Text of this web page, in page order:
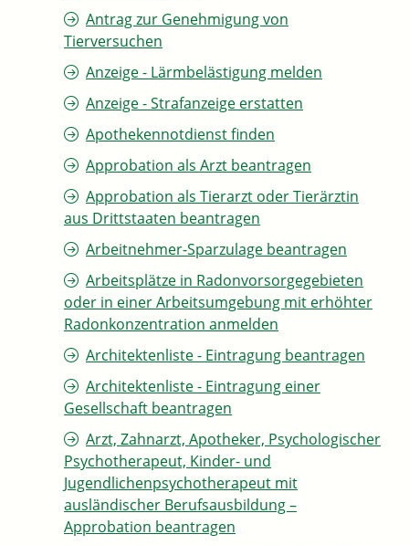
Antrag zur Genehmigung von
Tierversuchen
Anzeige - Lärmbelästigung melden
Anzeige - Strafanzeige erstatten
Apothekennotdienst finden
Approbation als Arzt beantragen
Approbation als Tierarzt oder Tierärztin
aus Drittstaaten beantragen
Arbeitnehmer-Sparzulage beantragen
Arbeitsplätze in Radonvorsorgegebieten
oder in einer Arbeitsumgebung mit erhöhter
Radonkonzentration anmelden
Architektenliste - Eintragung beantragen
Architektenliste - Eintragung einer
Gesellschaft beantragen
Arzt, Zahnarzt, Apotheker, Psychologischer
Psychotherapeut, Kinder- und
Jugendlichenpsychotherapeut mit
ausländischer Berufsausbildung –
Approbation beantragen